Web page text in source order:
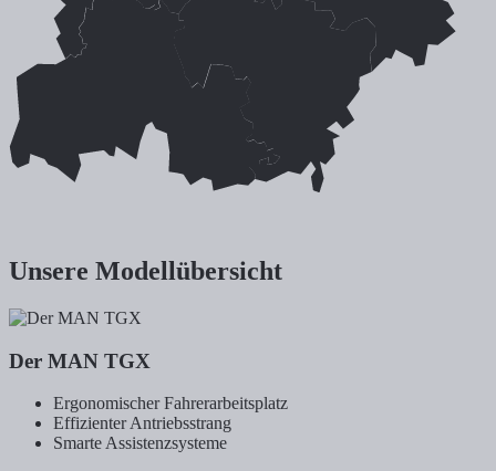
Unsere Modellübersicht
Der MAN TGX
Ergonomischer Fahrerarbeitsplatz
Effizienter Antriebsstrang
Smarte Assistenzsysteme